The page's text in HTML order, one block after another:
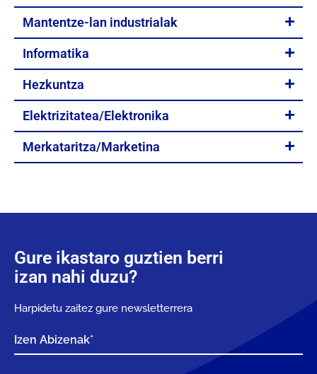
Mantentze-lan industrialak
Informatika
Hezkuntza
Elektrizitatea/Elektronika
Merkataritza/Marketina
Gure ikastaro guztien berri
izan nahi duzu?
Harpidetu zaitez gure newsletterrera